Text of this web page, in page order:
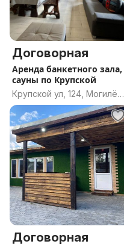
Договорная
Аренда банкетного зала,
сауны по Крупской
Крупской ул, 124, Могилёв,
Могилёвская область
Договорная